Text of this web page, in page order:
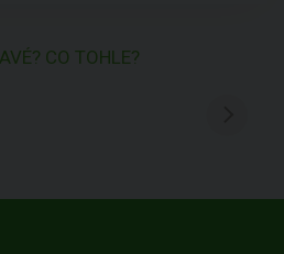
CO TOHLE?